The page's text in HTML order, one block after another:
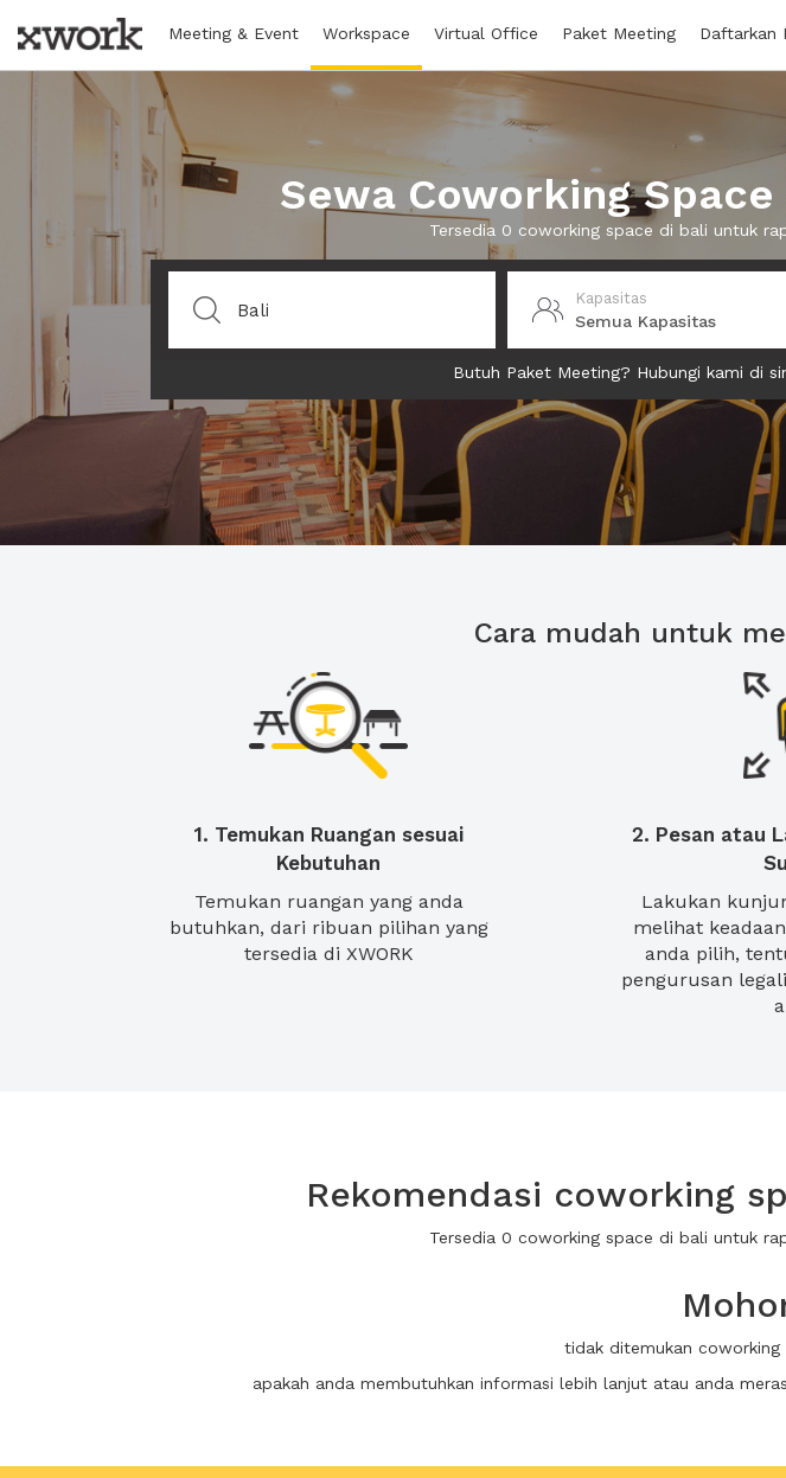
Meeting & Event Workspace Virtual Office Paket Meeting Daftarkan
Sewa Coworking
Tersedia 0 coworking space di bali untuk
Kapasitas
Semua Kapasitas
Butuh Paket Meeting? Hubungi kami di
Cara mudah untuk
1. Temukan Ruangan sesuai
Kebutuhan
Temukan ruangan yang anda
butuhkan, dari ribuan pilihan yang
tersedia di XWORK
2. Pesan atau
Lakukan
melihat
anda pilih,
pengurusan
Rekomendasi coworking
Tersedia 0 coworking space di bali untuk
tidak ditemukan
apakah anda membutuhkan informasi lebih lanjut atau anda